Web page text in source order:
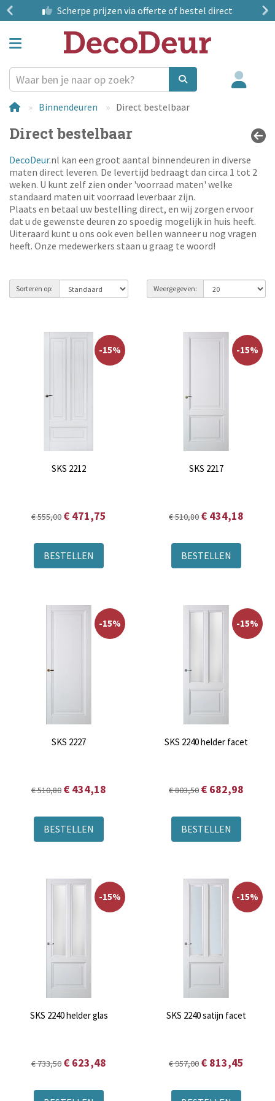
Scherpe prijzen via offerte of bestel direct
Binnendeuren Direct bestelbaar
Direct bestelbaar
DecoDeur.nl kan een groot aantal binnendeuren in diverse
maten direct leveren. De levertijd bedraagt dan circa 1 tot 2
weken. U kunt zelf zien onder 'voorraad maten' welke
standaard maten uit voorraad leverbaar zijn.
Plaats en betaal uw bestelling direct, en wij zorgen ervoor
dat u de gewenste deuren zo spoedig mogelijk in huis heeft.
Uiteraard kunt u ons ook even bellen wanneer u nog vragen
heeft. Onze medewerkers staan u graag te woord!
Sorteren op: Weergegeven:
-15%
SKS 2212
€ 555,00 € 471,75
BESTELLEN
-15%
SKS 2217
€ 510,80 € 434,18
BESTELLEN
-15%
SKS 2227
€ 510,80 € 434,18
BESTELLEN
-15%
SKS 2240 helder facet
€ 803,50 € 682,98
BESTELLEN
-15%
SKS 2240 helder glas
€ 733,50 € 623,48
-15%
SKS 2240 satijn facet
€ 957,00 € 813,45